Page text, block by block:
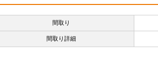
間取り
間取り詳細